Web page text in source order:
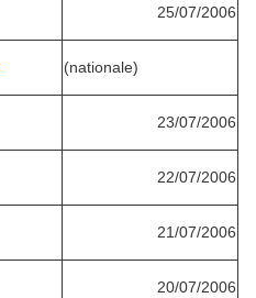
25/07/2006
(nationale)
23/07/2006
22/07/2006
21/07/2006
20/07/2006